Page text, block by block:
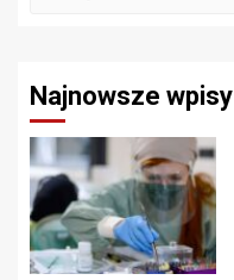
Najnowsze wpisy